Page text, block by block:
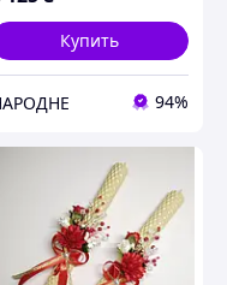
Купить
94%